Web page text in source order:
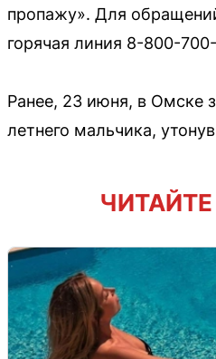
пропажу». Для
горячая линия 8-800-
Ранее, 23 июня, в Омске
летнего мальчика,